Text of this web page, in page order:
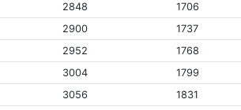
2848 1706
2900 1737
2952 1768
3004 1799
3056 1831